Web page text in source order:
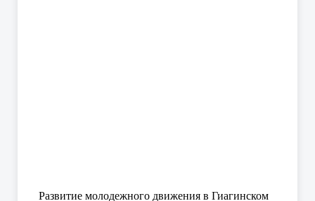
Развитие молодежного движения в Гиагинском